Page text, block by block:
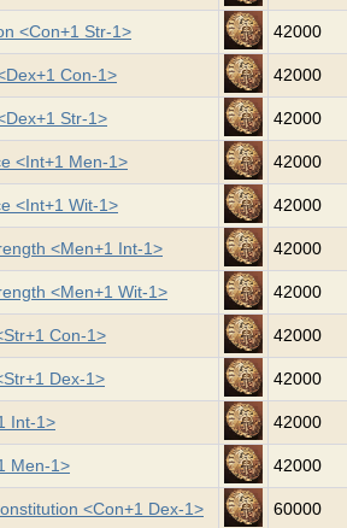
<Con+1 Str-1> 42000
Con-1> 42000
Str-1> 42000
<Int+1 Men-1> 42000
<Int+1 Wit-1> 42000
<Men+1 Int-1> 42000
<Men+1 Wit-1> 42000
Con-1> 42000
Dex-1> 42000
Int-1> 42000
Men-1> 42000
<Con+1 Dex-1> 60000